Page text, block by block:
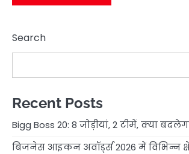
Search
Recent Posts
Bigg Boss 20: 8 जोड़ीयां, 2 टीमें, क्या
बिजनेस आइकन अवॉर्ड्स 2026 में विभिन्न